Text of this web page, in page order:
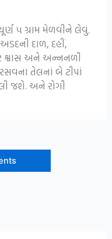
૫ ગ્રામ મેળવીને લેવું.
દાળ, દહીં,
શ્વાસ અને અન્નનળી
તેલનાં બે ટીપાં
જશે. અને રોગી